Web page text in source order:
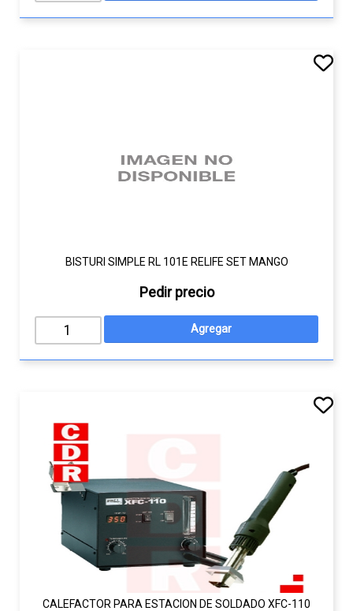
BISTURI SIMPLE RL 101E RELIFE SET MANGO
Pedir precio
CALEFACTOR PARA ESTACION DE SOLDADO XFC-110